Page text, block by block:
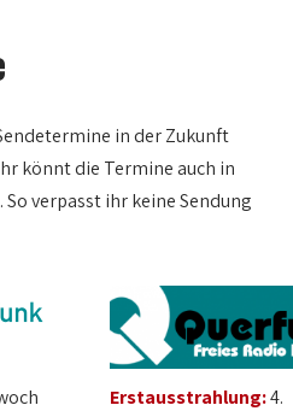
in der Zukunft
könnt die Termine auch in
verpasst ihr keine Sendung
Erstausstrahlung:4.